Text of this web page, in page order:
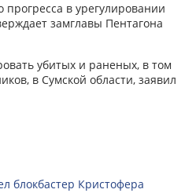
в урегулировании
замглавы Пентагона
убитых и раненых, в том
в Сумской области, заявил
блокбастер Кристофера